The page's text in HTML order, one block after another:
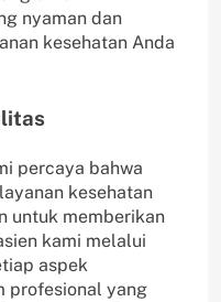
nyaman dan
kesehatan Anda
percaya bahwa
kesehatan
untuk memberikan
kami melalui
aspek
profesional yang